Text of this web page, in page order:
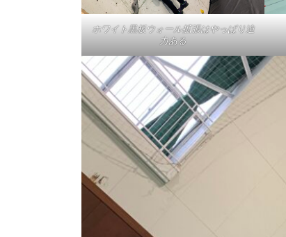
ホワイト黒板ウォール拡張はやっぱり迫
力ある